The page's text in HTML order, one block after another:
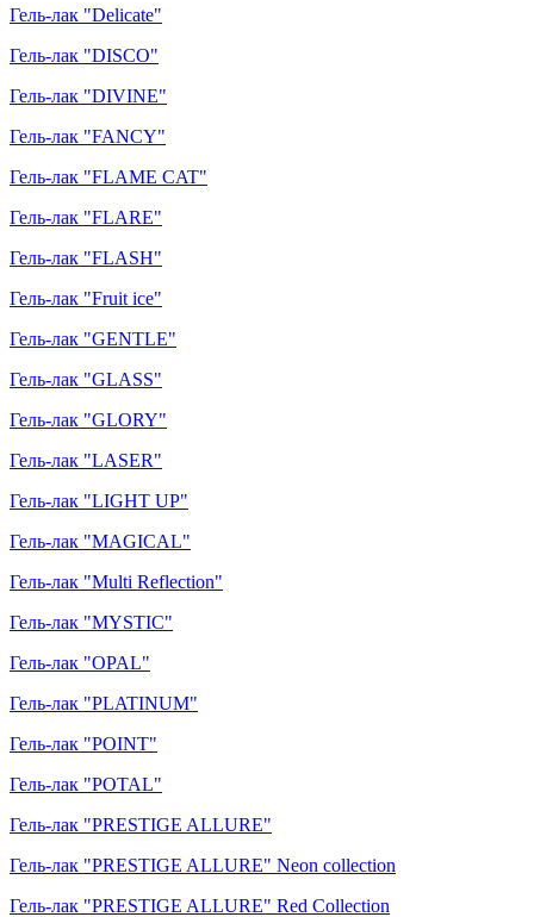
Гель-лак "Delicate"
Гель-лак "DISCO"
Гель-лак "DIVINE"
Гель-лак "FANCY"
Гель-лак "FLAME CAT"
Гель-лак "FLARE"
Гель-лак "FLASH"
Гель-лак "Fruit ice"
Гель-лак "GENTLE"
Гель-лак "GLASS"
Гель-лак "GLORY"
Гель-лак "LASER"
Гель-лак "LIGHT UP"
Гель-лак "MAGICAL"
Гель-лак "Multi Reflection"
Гель-лак "MYSTIC"
Гель-лак "OPAL"
Гель-лак "PLATINUM"
Гель-лак "POINT"
Гель-лак "POTAL"
Гель-лак "PRESTIGE ALLURE"
Гель-лак "PRESTIGE ALLURE" Neon collection
Гель-лак "PRESTIGE ALLURE" Red Collection